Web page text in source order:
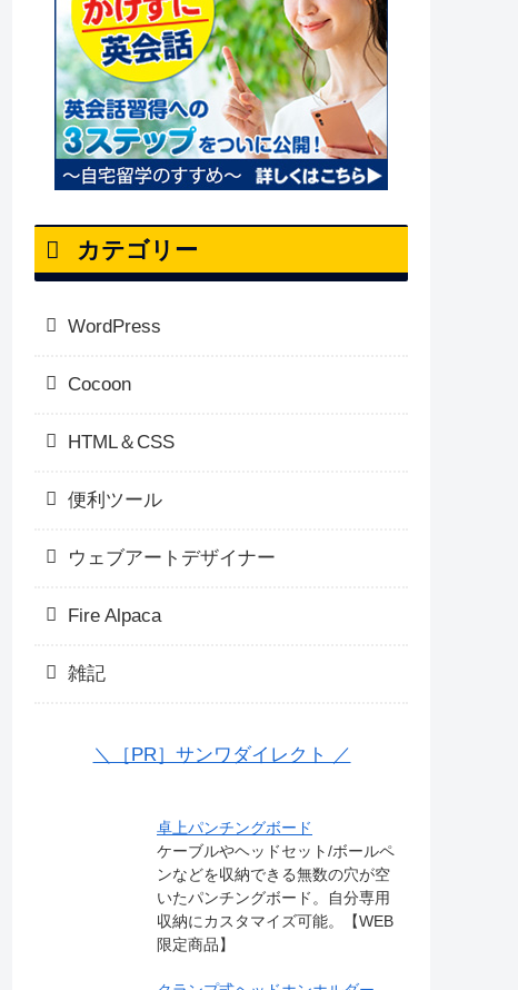
カテゴリー
WordPress
Cocoon
HTML＆CSS
便利ツール
ウェブアートデザイナー
Fire Alpaca
雑記
＼［PR］サンワダイレクト ／
卓上パンチングボード
ケーブルやヘッドセット/ボールペ
ンなどを収納できる無数の穴が空
いたパンチングボード。自分専用
収納にカスタマイズ可能。【WEB
限定商品】